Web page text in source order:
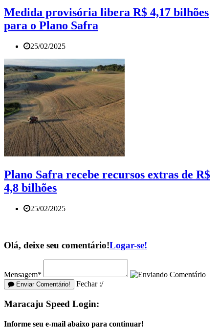
Medida provisória libera R$ 4,17 bilhões
para o Plano Safra
25/02/2025
Plano Safra recebe recursos extras de R$
4,8 bilhões
25/02/2025
Olá, deixe seu comentário!Logar-se!
Mensagem*
Enviar Comentário! Fechar :/
Maracaju Speed Login:
Informe seu e-mail abaixo para continuar!